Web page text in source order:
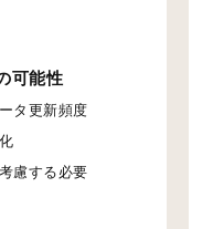
可能性
タ更新頻度
慮する必要